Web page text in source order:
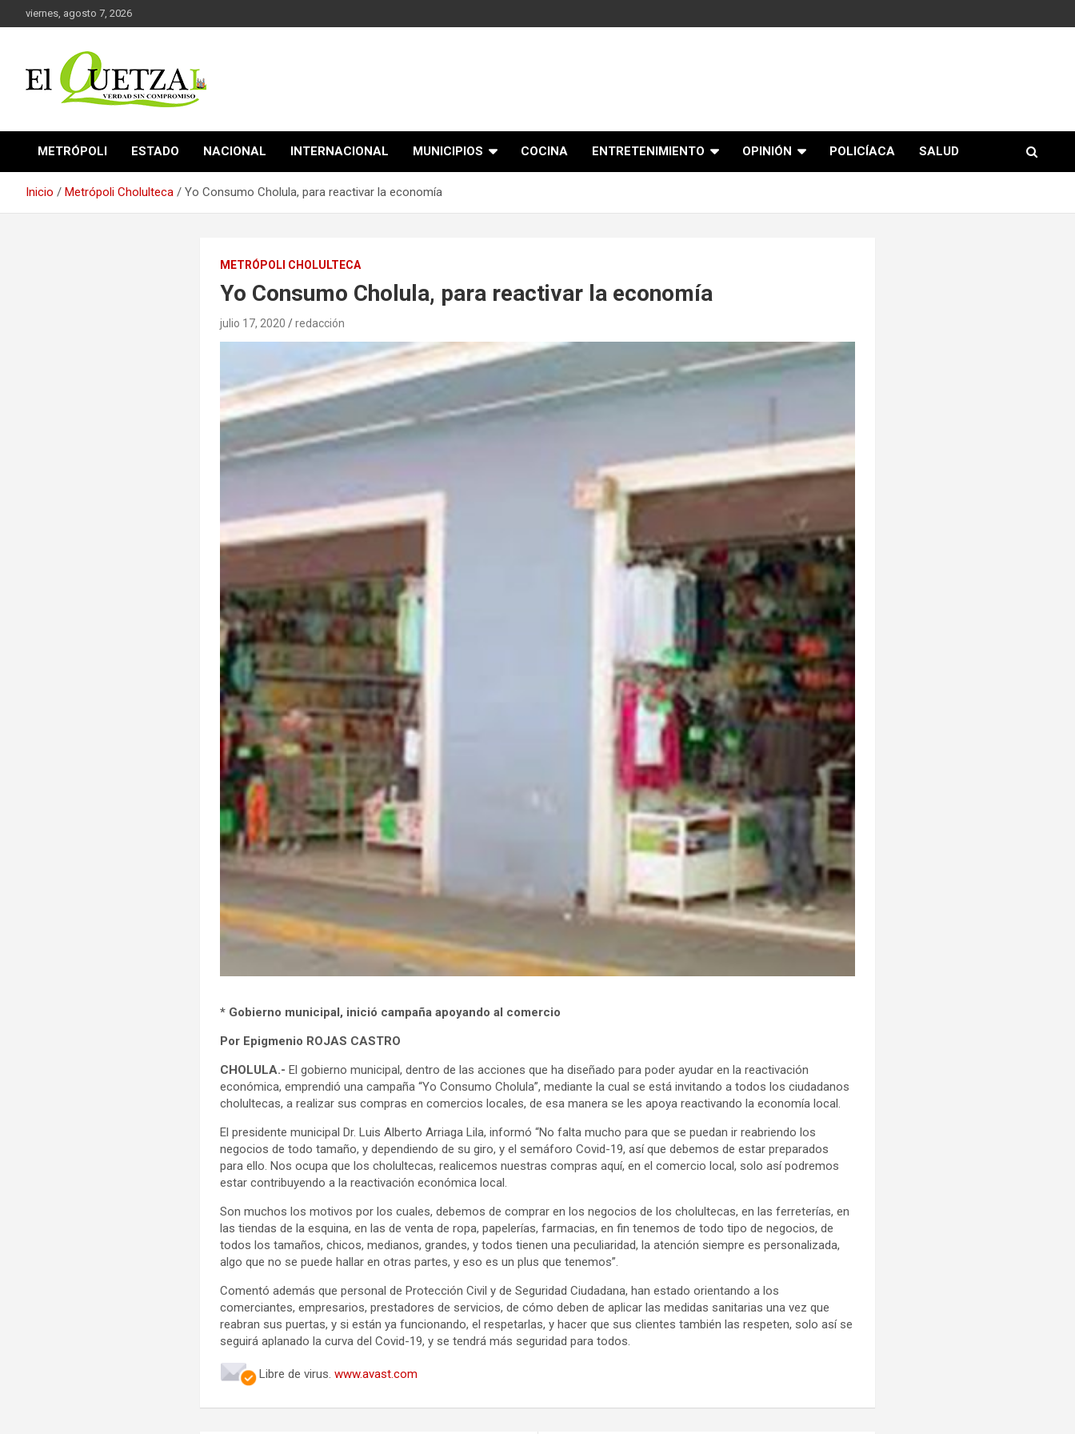
al
viernes, agosto 7, 2026
El Quetzal de Cholula
METRÓPOLI ESTADO NACIONAL INTERNACIONAL MUNICIPIOS COCINA ENTRETENIMIENTO OPINIÓN POLICÍACA SALUD
Inicio Metrópoli Cholulteca Yo Consumo Cholula, para reactivar la economía
METRÓPOLI CHOLULTECA
Yo Consumo Cholula, para reactivar la economía
julio 17, 2020 redacción
* Gobierno municipal, inició campaña apoyando al comercio
Por Epigmenio ROJAS CASTRO
CHOLULA.- El gobierno municipal, dentro de las acciones que ha diseñado para poder ayudar en la reactivación
económica, emprendió una campaña “Yo Consumo Cholula”, mediante la cual se está invitando a todos los ciudadanos
cholultecas, a realizar sus compras en comercios locales, de esa manera se les apoya reactivando la economía local.
El presidente municipal Dr. Luis Alberto Arriaga Lila, informó “No falta mucho para que se puedan ir reabriendo los
negocios de todo tamaño, y dependiendo de su giro, y el semáforo Covid-19, así que debemos de estar preparados
para ello. Nos ocupa que los cholultecas, realicemos nuestras compras aquí, en el comercio local, solo así podremos
estar contribuyendo a la reactivación económica local.
Son muchos los motivos por los cuales, debemos de comprar en los negocios de los cholultecas, en las ferreterías, en
las tiendas de la esquina, en las de venta de ropa, papelerías, farmacias, en fin tenemos de todo tipo de negocios, de
todos los tamaños, chicos, medianos, grandes, y todos tienen una peculiaridad, la atención siempre es personalizada,
algo que no se puede hallar en otras partes, y eso es un plus que tenemos”.
Comentó además que personal de Protección Civil y de Seguridad Ciudadana, han estado orientando a los
comerciantes, empresarios, prestadores de servicios, de cómo deben de aplicar las medidas sanitarias una vez que
reabran sus puertas, y si están ya funcionando, el respetarlas, y hacer que sus clientes también las respeten, solo así se
seguirá aplanado la curva del Covid-19, y se tendrá más seguridad para todos.
Libre de virus.www.avast.com